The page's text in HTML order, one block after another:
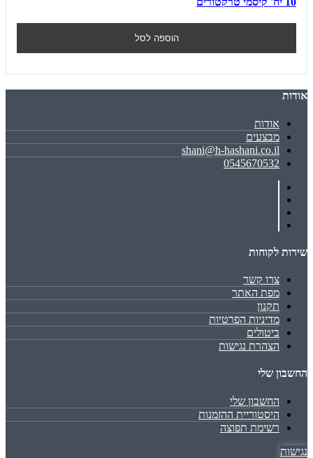
הוספה לסל
אודות
אודות
מבצעים
shani@h-hashani.co.il
0545670532
שירות לקוחות
צרו קשר
מפת האתר
תקנון
מדיניות הפרטיות
ביטולים
הצהרת נגישות
החשבון שלי
החשבון שלי
היסטוריית ההזמנות
רשימת תפוצה
נגישות